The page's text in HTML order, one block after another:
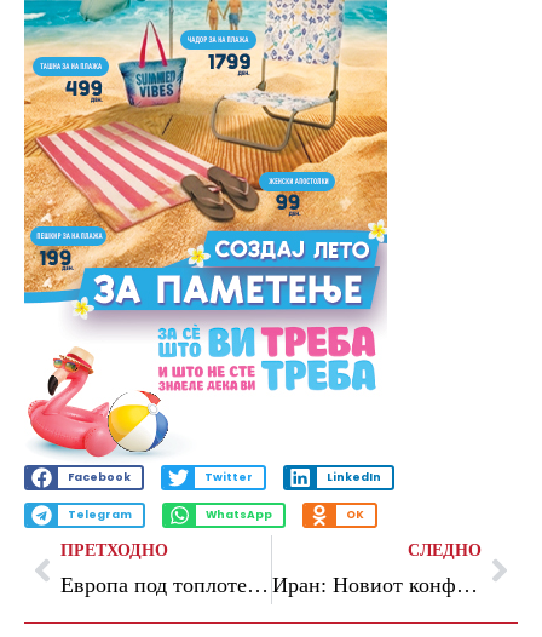
Facebook Twitter LinkedIn
Telegram WhatsApp OK
ПРЕТХОДНО
Европа под топлотен бран: температурите рушат рекорди, веќе има смртни случаи
СЛЕДНО
Иран: Новиот конфликт ќе ги надмине границите на регионот и ќе биде многу посериозен